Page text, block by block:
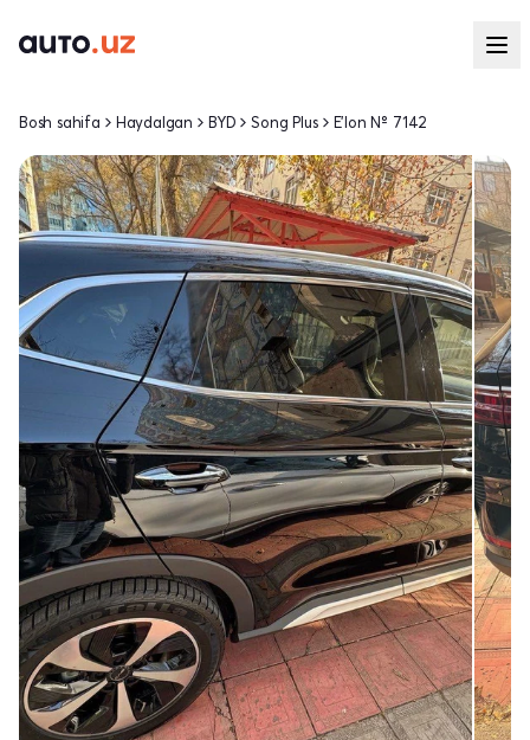
Bosh sahifa Haydalgan BYD Song Plus E'lon № 7142